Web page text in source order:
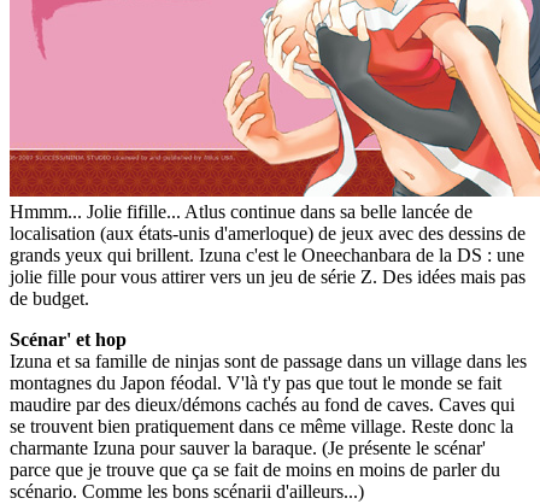
Hmmm... Jolie fifille... Atlus continue dans sa belle lancée de
localisation (aux états-unis d'amerloque) de jeux avec des dessins de
grands yeux qui brillent. Izuna c'est le Oneechanbara de la DS : une
jolie fille pour vous attirer vers un jeu de série Z. Des idées mais pas
de budget.
Scénar' et hop
Izuna et sa famille de ninjas sont de passage dans un village dans les
montagnes du Japon féodal. V'là t'y pas que tout le monde se fait
maudire par des dieux/démons cachés au fond de caves. Caves qui
se trouvent bien pratiquement dans ce même village. Reste donc la
charmante Izuna pour sauver la baraque. (Je présente le scénar'
parce que je trouve que ça se fait de moins en moins de parler du
scénario. Comme les bons scénarii d'ailleurs...)